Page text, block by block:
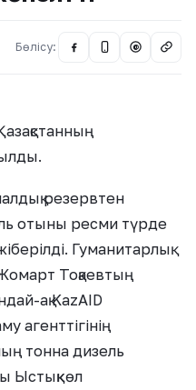
Бөлісу: @
резервтен
отыны ресми түрде
Гуманитарлық
Тоқаевтың
ақ KazAID
агенттігінің
тонна дизель
Ыстықкөл